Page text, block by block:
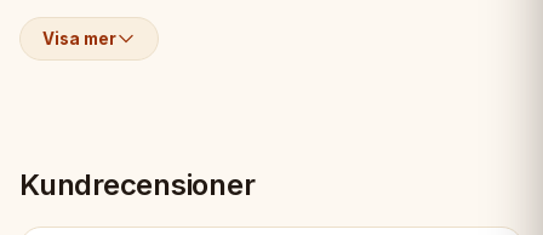
📦Vad ingår:
• Viktade för stabilt spel
Visa mer
Kundrecensioner